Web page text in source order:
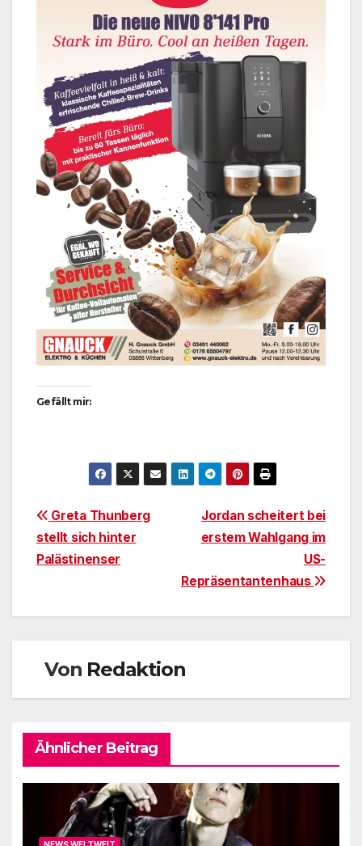
Gefällt mir:
Beitragsnavigation
Jordan scheitert bei
erstem Wahlgang im
US-
Repräsentantenhaus
Greta Thunberg
stellt sich hinter
Palästinenser
Von Redaktion
Ähnlicher Beitrag